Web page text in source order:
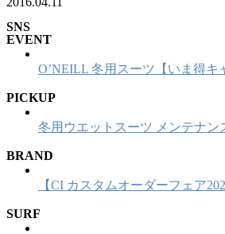
SNS
EVENT
O’NEILL 冬用スーツ【いま得キ
PICKUP
冬用ウエットスーツ メンテナン
BRAND
【CI カスタムオーダーフェア
SURF